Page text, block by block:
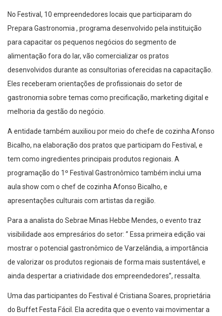
No Festival, 10 empreendedores locais que participaram do
Prepara Gastronomia , programa desenvolvido pela instituição
para capacitar os pequenos negócios do segmento de
alimentação fora do lar, vão comercializar os pratos
desenvolvidos durante as consultorias oferecidas na capacitação.
Eles receberam orientações de profissionais do setor de
gastronomia sobre temas como precificação, marketing digital e
melhoria da gestão do negócio.
A entidade também auxiliou por meio do chefe de cozinha Afonso
Bicalho, na elaboração dos pratos que participam do Festival, e
tem como ingredientes principais produtos regionais. A
programação do 1º Festival Gastronômico também inclui uma
aula show com o chef de cozinha Afonso Bicalho, e
apresentações culturais com artistas da região.
Para a analista do Sebrae Minas Hebbe Mendes, o evento traz
visibilidade aos empresários do setor: ” Essa primeira edição vai
mostrar o potencial gastronômico de Varzelândia, a importância
de valorizar os produtos regionais de forma mais sustentável, e
ainda despertar a criatividade dos empreendedores”, ressalta.
Uma das participantes do Festival é Cristiana Soares, proprietária
do Buffet Festa Fácil. Ela acredita que o evento vai movimentar a